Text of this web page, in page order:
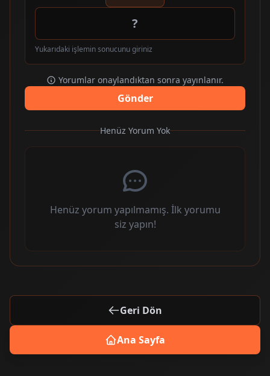
Yukarıdaki işlemin sonucunu giriniz
Yorumlar onaylandıktan sonra yayınlanır.
Gönder
Henüz Yorum Yok
Henüz yorum yapılmamış. İlk yorumu
siz yapın!
Geri Dön
Ana Sayfa